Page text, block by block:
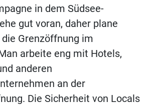
in dem Südsee-
gut voran, daher plane
Grenzöffnung im
arbeite eng mit Hotels,
anderen
an der
Die Sicherheit von Locals